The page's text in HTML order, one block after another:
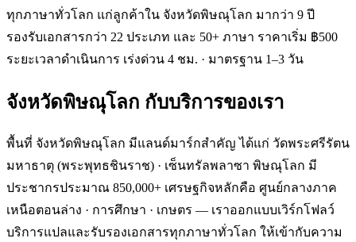
ทุกภาษาทั่วโลก แก่ลูกค้าใน จังหวัดพิษณุโลก มากว่า 9 ปี
รองรับเอกสารกว่า 22 ประเภท และ 50+ ภาษา ราคาเริ่ม ฿500
ระยะเวลาดำเนินการ เร่งด่วน 4 ชม. · มาตรฐาน 1–3 วัน
จังหวัดพิษณุโลก กับบริการของเรา
พื้นที่ จังหวัดพิษณุโลก มีแลนด์มาร์กสำคัญ ได้แก่ วัดพระศรีรัตน
มหาธาตุ (พระพุทธชินราช) · เซ็นทรัลพลาซา พิษณุโลก มี
ประชากรประมาณ 850,000+ เศรษฐกิจหลักคือ ศูนย์กลางภาค
เหนือตอนล่าง · การศึกษา · เกษตร — เราออกแบบเวิร์กโฟลว์
บริการแปลและรับรองเอกสารทุกภาษาทั่วโลก ให้เข้ากับความ